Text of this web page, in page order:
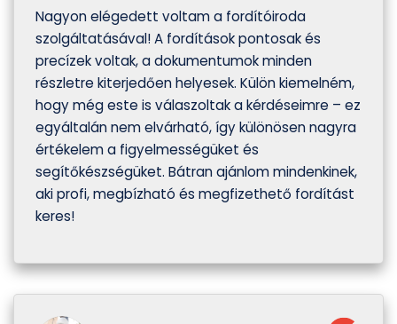
Nagyon elégedett voltam a fordítóiroda
szolgáltatásával! A fordítások pontosak és
precízek voltak, a dokumentumok minden
részletre kiterjedően helyesek. Külön kiemelném,
hogy még este is válaszoltak a kérdéseimre – ez
egyáltalán nem elvárható, így különösen nagyra
értékelem a figyelmességüket és
segítőkészségüket. Bátran ajánlom mindenkinek,
aki profi, megbízható és megfizethető fordítást
keres!